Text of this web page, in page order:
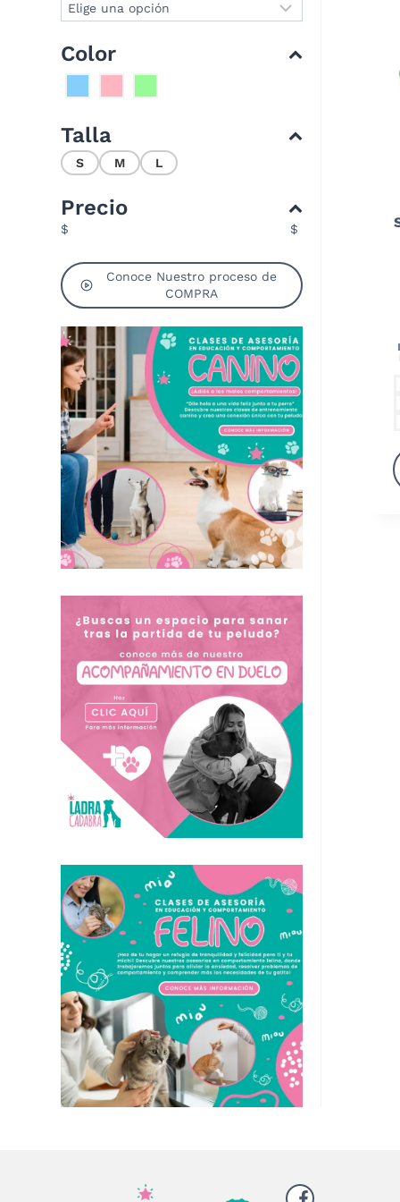
Color
Talla
S M L
Precio
$ $
Conoce Nuestro proceso de
COMPRA